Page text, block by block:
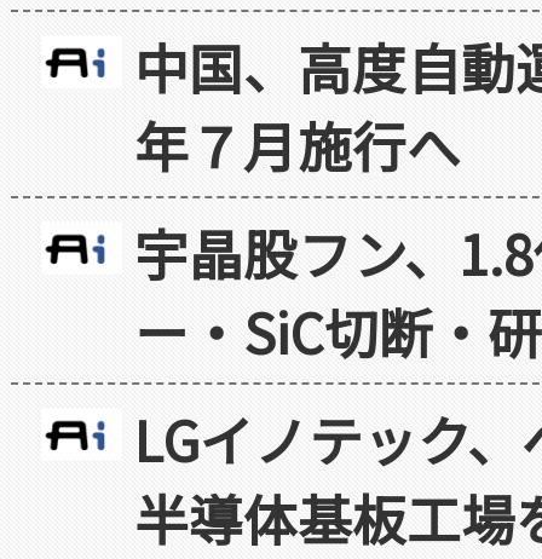
中国、高度自
年７月施行へ
宇晶股フン、
ー・SiC切断・
LGイノテック
半導体基板工場